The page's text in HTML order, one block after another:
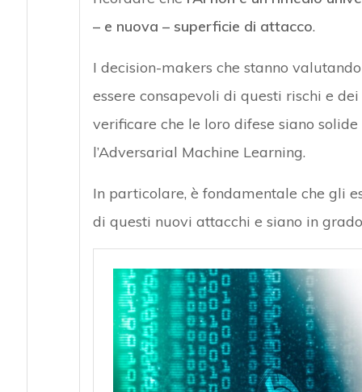
– e nuova – superficie di attacco.
I decision-makers che stanno
essere consapevoli di questi rischi e
verificare che le loro difese siano
l’Adversarial Machine Learning.
In particolare, è fondamentale che gli
di questi nuovi attacchi e siano in